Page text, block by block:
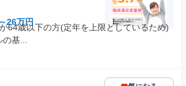
26万円
64歳以下の方(定年を上限としているため)
基...